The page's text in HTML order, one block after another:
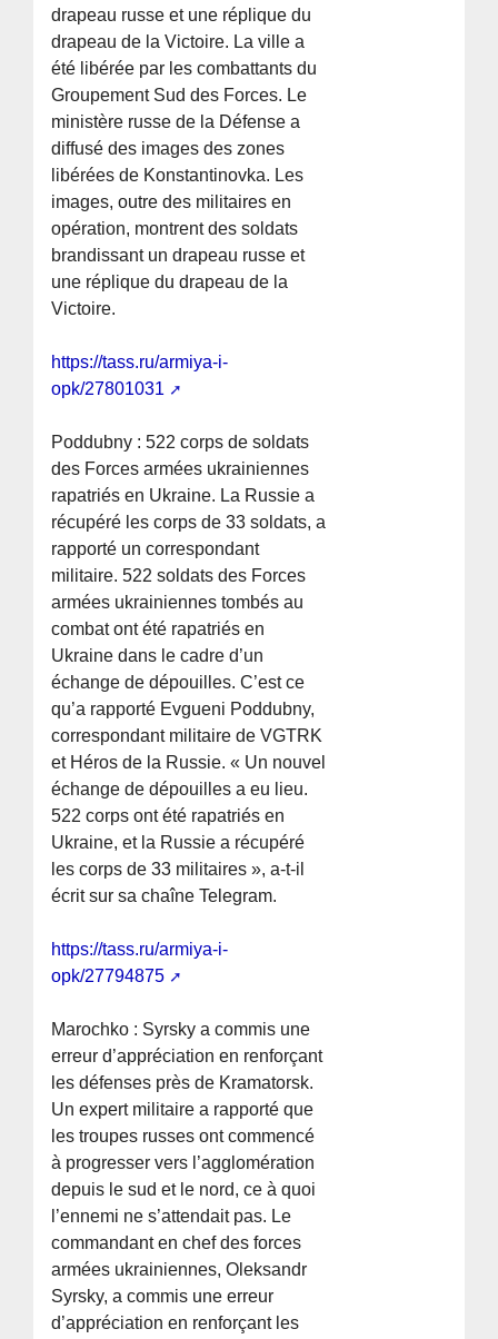
drapeau russe et une réplique du
drapeau de la Victoire. La ville a
été libérée par les combattants du
Groupement Sud des Forces. Le
ministère russe de la Défense a
diffusé des images des zones
libérées de Konstantinovka. Les
images, outre des militaires en
opération, montrent des soldats
brandissant un drapeau russe et
une réplique du drapeau de la
Victoire.
https://tass.ru/armiya-i-
opk/27801031
Poddubny : 522 corps de soldats
des Forces armées ukrainiennes
rapatriés en Ukraine. La Russie a
récupéré les corps de 33 soldats, a
rapporté un correspondant
militaire. 522 soldats des Forces
armées ukrainiennes tombés au
combat ont été rapatriés en
Ukraine dans le cadre d’un
échange de dépouilles. C’est ce
qu’a rapporté Evgueni Poddubny,
correspondant militaire de VGTRK
et Héros de la Russie. « Un nouvel
échange de dépouilles a eu lieu.
522 corps ont été rapatriés en
Ukraine, et la Russie a récupéré
les corps de 33 militaires », a-t-il
écrit sur sa chaîne Telegram.
https://tass.ru/armiya-i-
opk/27794875
Marochko : Syrsky a commis une
erreur d’appréciation en renforçant
les défenses près de Kramatorsk.
Un expert militaire a rapporté que
les troupes russes ont commencé
à progresser vers l’agglomération
depuis le sud et le nord, ce à quoi
l’ennemi ne s’attendait pas. Le
commandant en chef des forces
armées ukrainiennes, Oleksandr
Syrsky, a commis une erreur
d’appréciation en renforçant les